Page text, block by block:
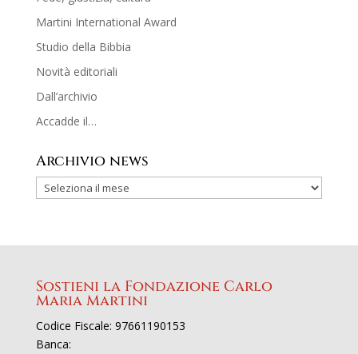
Martini International Award
Studio della Bibbia
Novità editoriali
Dall’archivio
Accadde il…
Archivio news
Sostieni la Fondazione Carlo
Maria Martini
Codice Fiscale: 97661190153
Banca: